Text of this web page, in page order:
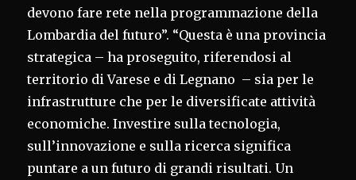
devono fare rete nella programmazione della
Lombardia del futuro”. “Questa è una provincia
strategica – ha proseguito, riferendosi al
territorio di Varese e di Legnano – sia per le
infrastrutture che per le diversificate attività
economiche. Investire sulla tecnologia,
sull’innovazione e sulla ricerca significa
puntare a un futuro di grandi risultati. Un